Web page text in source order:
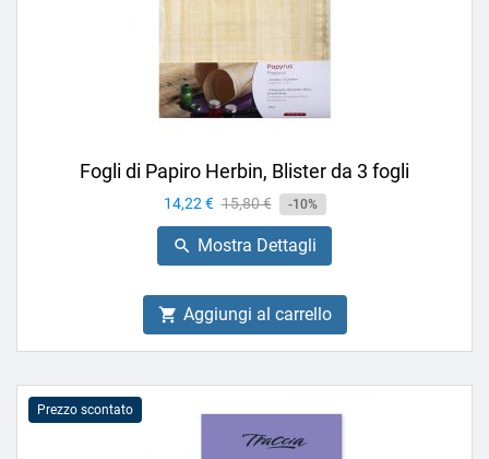
Fogli di Papiro Herbin, Blister da 3 fogli
Prezzo
14,22 € Prezzo
base
15,80 € -10%
 Mostra Dettagli
 Aggiungi al carrello
Prezzo scontato